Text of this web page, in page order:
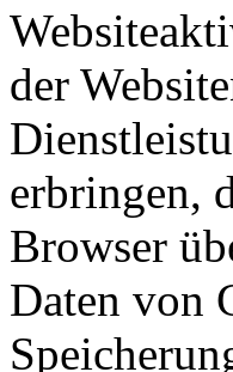
der
erbringen,
Browser
Daten von